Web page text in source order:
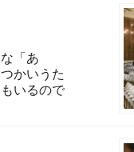
「あ
かいうた
いるので